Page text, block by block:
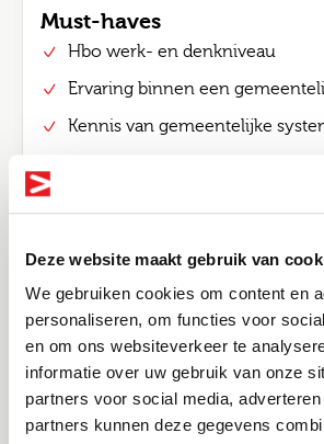
Deze website maakt gebruik van
We gebruiken cookies om content en
personaliseren, om functies voor
en om ons websiteverkeer te
informatie over uw gebruik van onze
partners voor social media,
partners kunnen deze gegevens
Must-haves
Hbo werk- en denkniveau
Ervaring binnen een
Kennis van gemeentelijke
Je kunt een eigen caseload
scherp onder druk
Nice-to-haves
Ervaring met casusregie of
Je werkt klantgericht en bent
Sterke communicatieve en
Altijd als 1e op de
nieuwste vacatures
Bel me terug